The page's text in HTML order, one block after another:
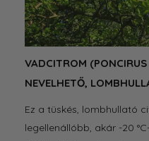
VADCITROM
NEVELHETŐ,
Ez a tüskés, lombhullató
legellenállóbb, akár -20